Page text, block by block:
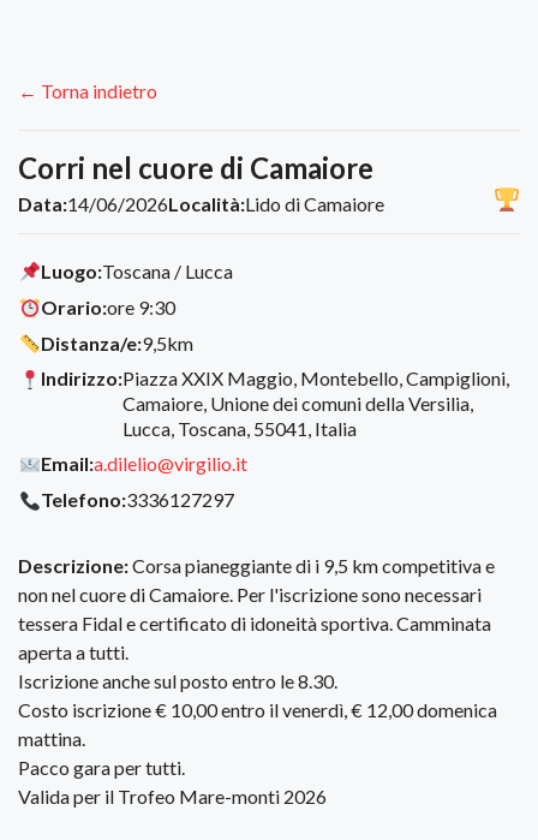
← Torna indietro
Corri nel cuore di Camaiore
Data:14/06/2026Località:Lido di Camaiore
Luogo:Toscana / Lucca
Orario:ore 9:30
Distanza/e:9,5km
Indirizzo:Piazza XXIX Maggio, Montebello, Campiglioni,
Camaiore, Unione dei comuni della Versilia,
Lucca, Toscana, 55041, Italia
Email:a.dilelio@virgilio.it
Telefono:3336127297
Descrizione:Corsa pianeggiante di i 9,5 km competitiva e
non nel cuore di Camaiore. Per l'iscrizione sono necessari
tessera Fidal e certificato di idoneità sportiva. Camminata
aperta a tutti.
Iscrizione anche sul posto entro le 8.30.
Costo iscrizione € 10,00 entro il venerdì, € 12,00 domenica
mattina.
Pacco gara per tutti.
Valida per il Trofeo Mare-monti 2026